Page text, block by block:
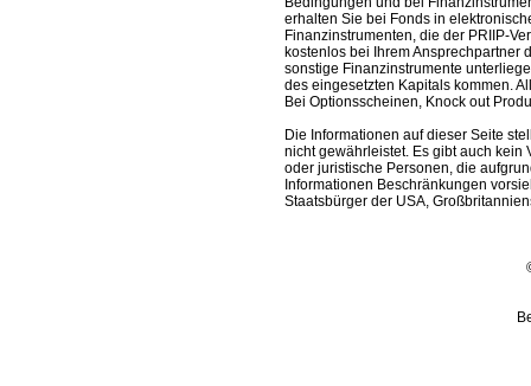
erhalten Sie bei Fonds in
Finanzinstrumenten, die der PRIIP-
kostenlos bei Ihrem Ansprechpartner
sonstige Finanzinstrumente
des eingesetzten Kapitals kommen.
Bei Optionsscheinen, Knock out
Die Informationen auf dieser Seite
nicht gewährleistet. Es gibt auch kein
oder juristische Personen, die
Informationen Beschränkungen
Staatsbürger der USA,